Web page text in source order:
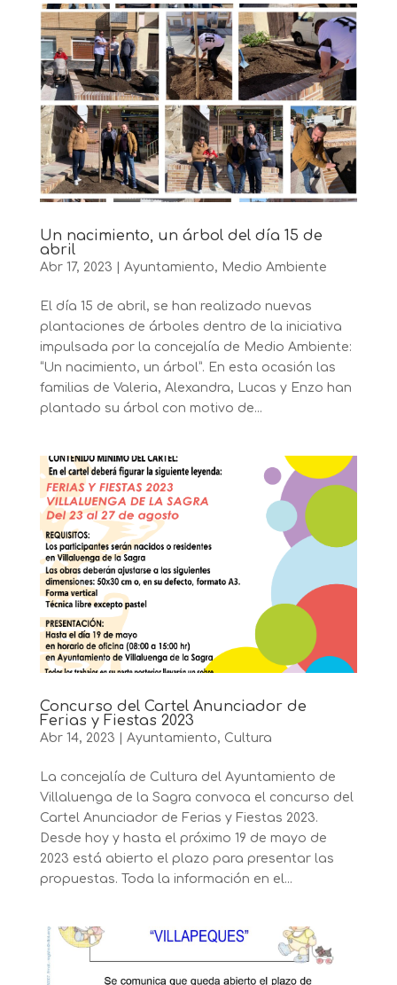
Un nacimiento, un árbol del día 15 de
abril
Abr 17, 2023 Ayuntamiento, Medio Ambiente
El día 15 de abril, se han realizado nuevas
plantaciones de árboles dentro de la iniciativa
impulsada por la concejalía de Medio Ambiente:
“Un nacimiento, un árbol”. En esta ocasión las
familias de Valeria, Alexandra, Lucas y Enzo han
plantado su árbol con motivo de...
Concurso del Cartel Anunciador de
Ferias y Fiestas 2023
Abr 14, 2023 Ayuntamiento, Cultura
La concejalía de Cultura del Ayuntamiento de
Villaluenga de la Sagra convoca el concurso del
Cartel Anunciador de Ferias y Fiestas 2023.
Desde hoy y hasta el próximo 19 de mayo de
2023 está abierto el plazo para presentar las
propuestas. Toda la información en el...